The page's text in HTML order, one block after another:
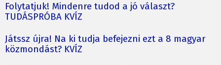
Folytatjuk! Mindenre tudod a jó választ?
TUDÁSPRÓBA KVÍZ
Játssz újra! Na ki tudja befejezni ezt a 8 magyar
közmondást? KVÍZ